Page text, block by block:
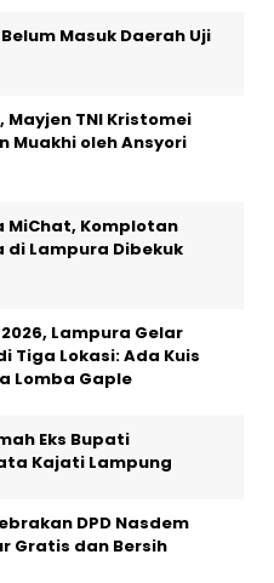
Masuk Daerah Uji
Mayjen TNI Kristomei
Muakhi oleh Ansyori
MiChat, Komplotan
di Lampura Dibekuk
Lampura Gelar
Tiga Lokasi: Ada Kuis
Lomba Gaple
Eks Bupati
Kajati Lampung
DPD Nasdem
Gratis dan Bersih